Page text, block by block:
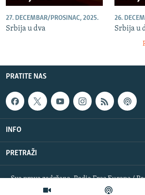
27. DECEMBAR/PROSINAC, 2025.
Srbija u dva
26.
Srbija u
PRATITE NAS
INFO
PRETRAŽI
Sva prava zadržana. Radio Free Europe /
RFE/RL, Inc.